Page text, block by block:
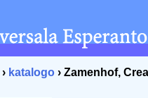
› katalogo › Zamenhof,